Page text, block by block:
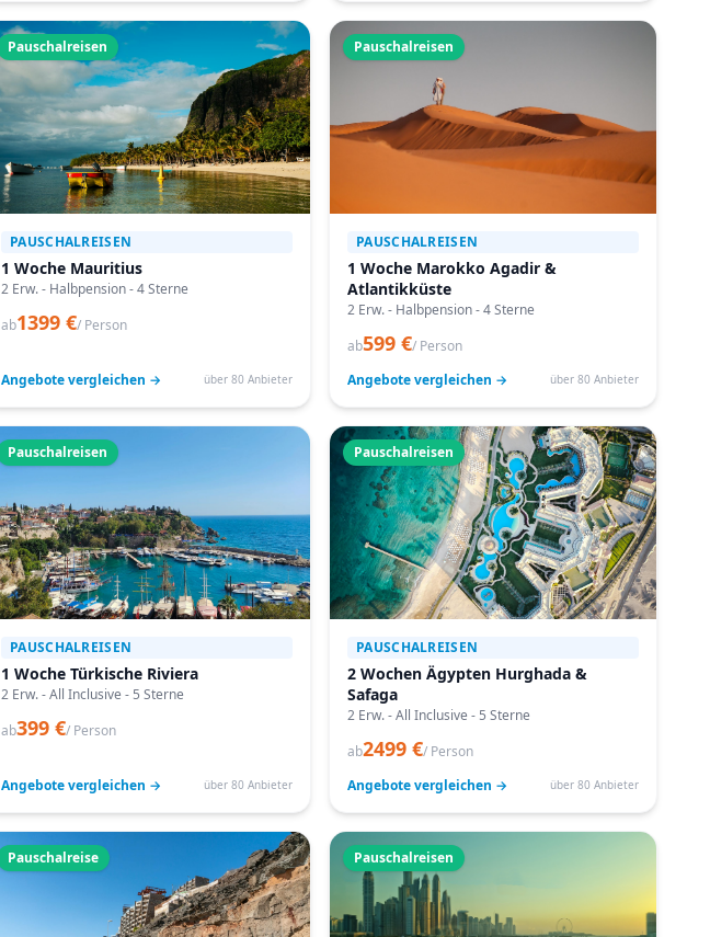
Pauschalreisen
PAUSCHALREISEN
1 Woche Mauritius
2 Erw. - Halbpension - 4 Sterne
ab1399 €/ Person
Angebote vergleichen → über 80 Anbieter
Pauschalreisen
PAUSCHALREISEN
1 Woche Marokko Agadir &
Atlantikküste
2 Erw. - Halbpension - 4 Sterne
ab599 €/ Person
Angebote vergleichen →
über 80 Anbieter
Pauschalreisen
PAUSCHALREISEN
1 Woche Türkische Riviera
2 Erw. - All Inclusive - 5 Sterne
ab399 €/ Person
Angebote vergleichen → über 80 Anbieter
Pauschalreisen
PAUSCHALREISEN
2 Wochen Ägypten Hurghada &
Safaga
2 Erw. - All Inclusive - 5 Sterne
ab2499 €/ Person
Angebote vergleichen →
über 80 Anbieter
Pauschalreise Pauschalreisen